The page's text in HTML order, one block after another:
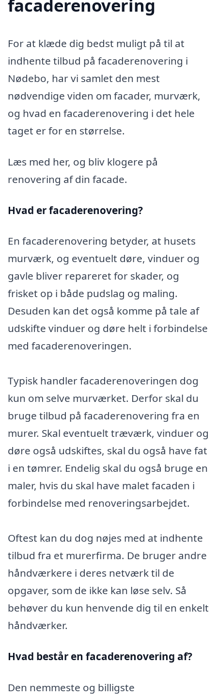
facaderenovering
For at klæde dig bedst muligt på til at
indhente tilbud på facaderenovering i
Nødebo, har vi samlet den mest
nødvendige viden om facader, murværk,
og hvad en facaderenovering i det hele
taget er for en størrelse.
Læs med her, og bliv klogere på
renovering af din facade.
Hvad er facaderenovering?
En facaderenovering betyder, at husets
murværk, og eventuelt døre, vinduer og
gavle bliver repareret for skader, og
frisket op i både pudslag og maling.
Desuden kan det også komme på tale af
udskifte vinduer og døre helt i forbindelse
med facaderenoveringen.
Typisk handler facaderenoveringen dog
kun om selve murværket. Derfor skal du
bruge tilbud på facaderenovering fra en
murer. Skal eventuelt træværk, vinduer og
døre også udskiftes, skal du også have fat
i en tømrer. Endelig skal du også bruge en
maler, hvis du skal have malet facaden i
forbindelse med renoveringsarbejdet.
Oftest kan du dog nøjes med at indhente
tilbud fra et murerfirma. De bruger andre
håndværkere i deres netværk til de
opgaver, som de ikke kan løse selv. Så
behøver du kun henvende dig til en enkelt
håndværker.
Hvad består en facaderenovering af?
Den nemmeste og billigste